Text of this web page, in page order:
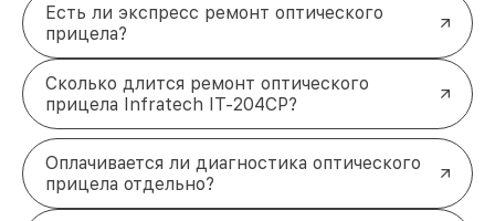
Есть ли экспресс ремонт оптического
прицела?
Сколько длится ремонт оптического
прицела Infratech IT-204CP?
Оплачивается ли диагностика оптического
прицела отдельно?